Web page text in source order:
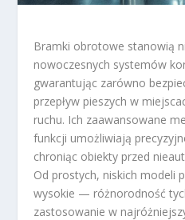
Bramki obrotowe stanowią
nowoczesnych systemów
gwarantując zarówno
przepływ pieszych w
ruchu. Ich zaawansowane
funkcji umożliwiają
chroniąc obiekty przed
Od prostych, niskich modeli
wysokie — różnorodność
zastosowanie w